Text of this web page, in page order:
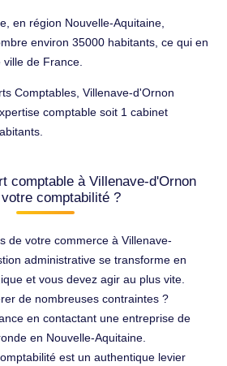
en région Nouvelle-Aquitaine,
environ 35000 habitants, ce qui en
de France.
Comptables, Villenave-d'Ornon
comptable soit 1 cabinet
comptable à Villenave-d'Ornon
comptabilité ?
de votre commerce à Villenave-
administrative se transforme en
et vous devez agir au plus vite.
de nombreuses contraintes ?
en contactant une entreprise de
en Nouvelle-Aquitaine.
est un authentique levier